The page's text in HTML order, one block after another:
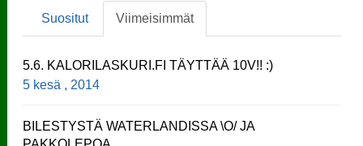
Suositut Viimeisimmät
5.6. KALORILASKURI.FI TÄYTTÄÄ 10V!! :)
5 kesä , 2014
BILESTYSTÄ WATERLANDISSA \O/ JA